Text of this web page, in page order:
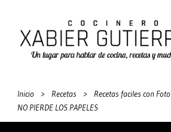
Inicio > Recetas > Recetas faciles con Foto
NO PIERDE LOS PAPELES